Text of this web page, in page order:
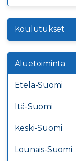
Koulutukset
Aluetoiminta
Etelä-Suomi
Itä-Suomi
Keski-Suomi
Lounais-Suomi